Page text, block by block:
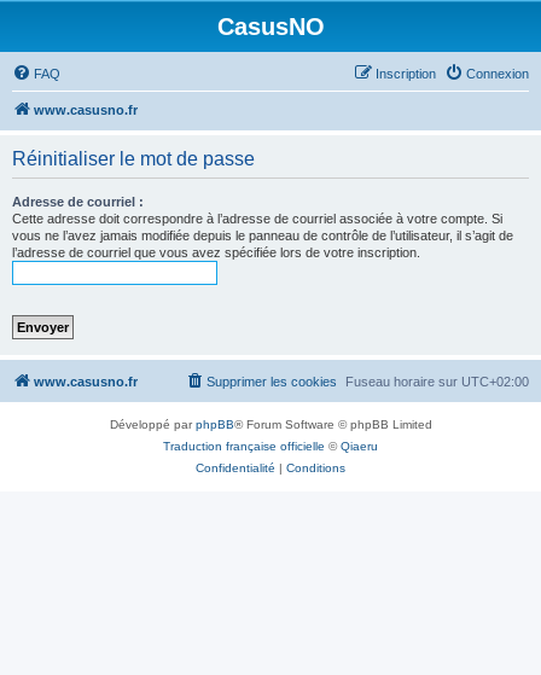
CasusNO
FAQ Connexion
Inscription
www.casusno.fr
Réinitialiser le mot de passe
Adresse de courriel :
Cette adresse doit correspondre à l’adresse de courriel associée à votre compte. Si
vous ne l’avez jamais modifiée depuis le panneau de contrôle de l’utilisateur, il s’agit de
l’adresse de courriel que vous avez spécifiée lors de votre inscription.
www.casusno.fr Fuseau horaire sur UTC+02:00
Supprimer les cookies
Développé parphpBB® Forum Software © phpBB Limited
Traduction française officielle ©Qiaeru
Confidentialité | Conditions